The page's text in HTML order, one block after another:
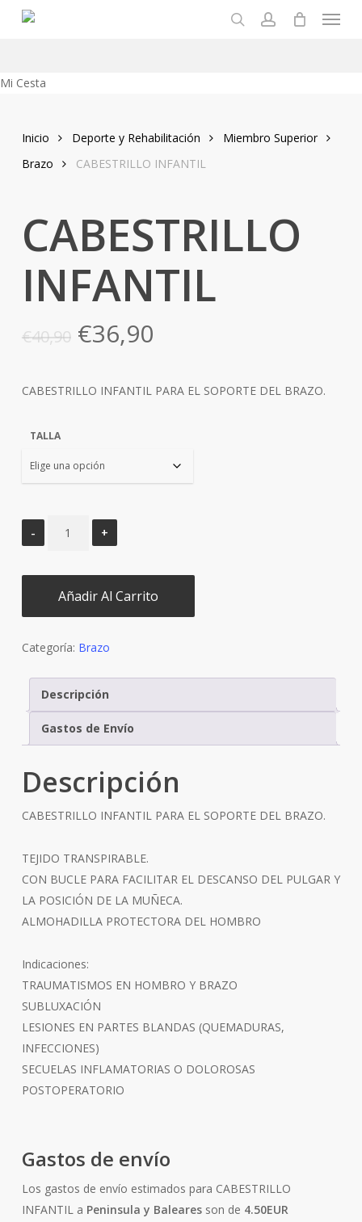
Menu
Mi Cesta
Inicio Deporte y Rehabilitación
Miembro Superior
Brazo
CABESTRILLO INFANTIL
CABESTRILLO
INFANTIL
€40,90 El
precio
original
era:
€36,90El
actual
es:
CABESTRILLO INFANTIL PARA EL SOPORTE DEL BRAZO.
TALLA
Añadir Al Carrito
Categoría: Brazo
Descripción
Gastos de Envío
Descripción
CABESTRILLO INFANTIL PARA EL SOPORTE DEL BRAZO.
TEJIDO TRANSPIRABLE.
CON BUCLE PARA FACILITAR EL DESCANSO DEL PULGAR Y
LA POSICIÓN DE LA MUÑECA.
ALMOHADILLA PROTECTORA DEL HOMBRO
Indicaciones:
TRAUMATISMOS EN HOMBRO Y BRAZO
SUBLUXACIÓN
LESIONES EN PARTES BLANDAS (QUEMADURAS,
INFECCIONES)
SECUELAS INFLAMATORIAS O DOLOROSAS
POSTOPERATORIO
Gastos de envío
Los gastos de envío estimados para CABESTRILLO
INFANTIL a Peninsula y Balearesson de 4.50EUR